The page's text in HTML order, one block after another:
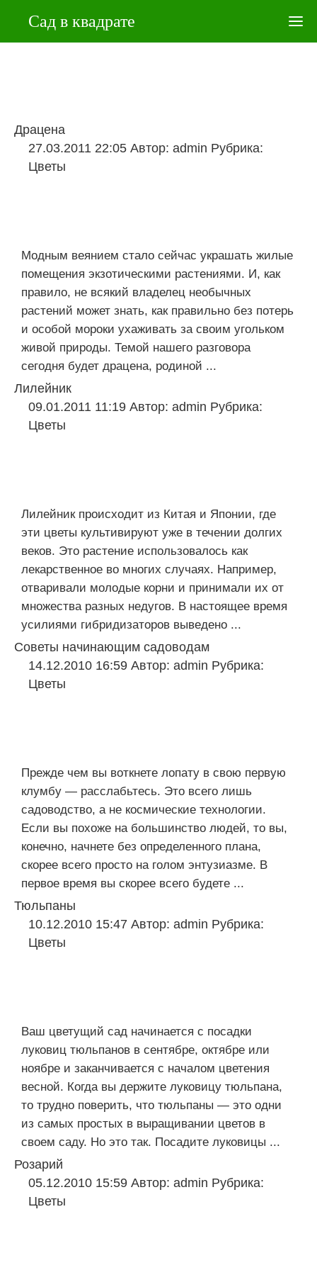
Драцена
27.03.2011 22:05 Автор: admin Рубрика:
Цветы
Модным веянием стало сейчас украшать жилые
помещения экзотическими растениями. И, как
правило, не всякий владелец необычных
растений может знать, как правильно без потерь
и особой мороки ухаживать за своим угольком
живой природы. Темой нашего разговора
сегодня будет драцена, родиной ...
Лилейник
09.01.2011 11:19 Автор: admin Рубрика:
Цветы
Лилейник происходит из Китая и Японии, где
эти цветы культивируют уже в течении долгих
веков. Это растение использовалось как
лекарственное во многих случаях. Например,
отваривали молодые корни и принимали их от
множества разных недугов. В настоящее время
усилиями гибридизаторов выведено ...
Советы начинающим садоводам
14.12.2010 16:59 Автор: admin Рубрика:
Цветы
Прежде чем вы воткнете лопату в свою первую
клумбу — расслабьтесь. Это всего лишь
садоводство, а не космические технологии.
Если вы похоже на большинство людей, то вы,
конечно, начнете без определенного плана,
скорее всего просто на голом энтузиазме. В
первое время вы скорее всего будете ...
Тюльпаны
10.12.2010 15:47 Автор: admin Рубрика:
Цветы
Ваш цветущий сад начинается с посадки
луковиц тюльпанов в сентябре, октябре или
ноябре и заканчивается с началом цветения
весной. Когда вы держите луковицу тюльпана,
то трудно поверить, что тюльпаны — это одни
из самых простых в выращивании цветов в
своем саду. Но это так. Посадите луковицы ...
Розарий
05.12.2010 15:59 Автор: admin Рубрика:
Цветы
Сад в квадрате